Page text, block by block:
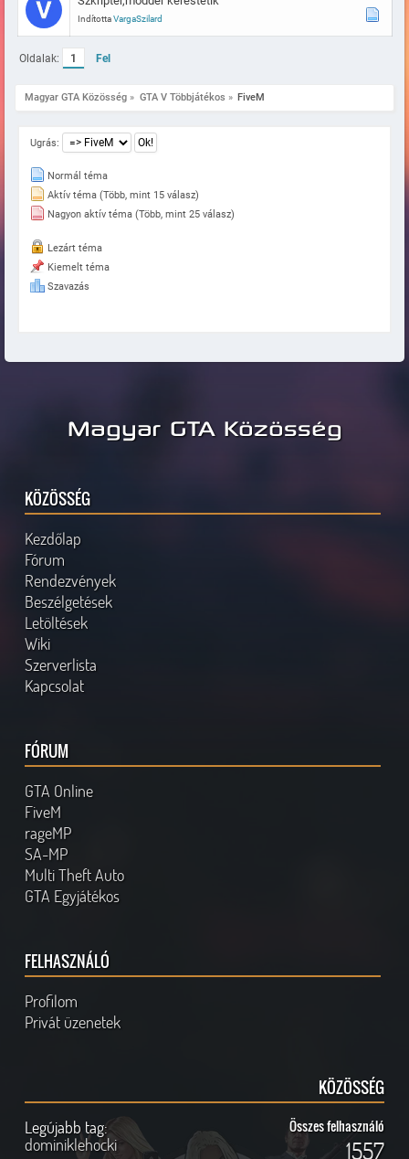
IndítottaVargaSzilard
Oldalak: 1 Fel
Magyar GTA Közösség » GTA V Többjátékos » FiveM
Ugrás:
Normál téma
Aktív téma (Több, mint 15 válasz)
Nagyon aktív téma (Több, mint 25 válasz)
Lezárt téma
Kiemelt téma
Szavazás
Magyar GTA Közösség
KÖZÖSSÉG
Kezdőlap
Fórum
Rendezvények
Beszélgetések
Letöltések
Wiki
Szerverlista
Kapcsolat
FÓRUM
GTA Online
FiveM
rageMP
SA-MP
Multi Theft Auto
GTA Egyjátékos
FELHASZNÁLÓ
Profilom
Privát üzenetek
KÖZÖSSÉG
Legújabb tag:
dominiklehocki
Összes felhasználó
1557